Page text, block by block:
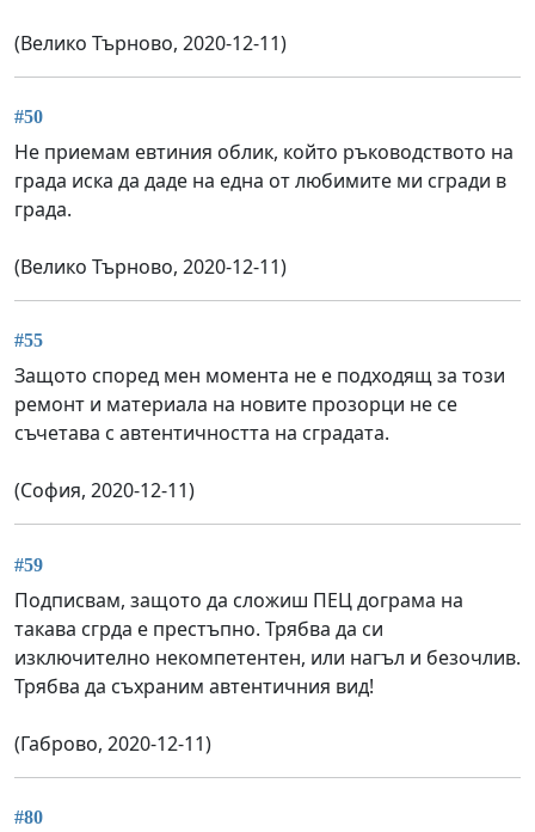
(Велико Търново, 2020-12-11)
#50
Не приемам евтиния облик, който ръководството на
града иска да даде на една от любимите ми сгради в
града.
(Велико Търново, 2020-12-11)
#55
Защото според мен момента не е подходящ за този
ремонт и материала на новите прозорци не се
съчетава с автентичността на сградата.
(София, 2020-12-11)
#59
Подписвам, защото да сложиш ПЕЦ дограма на
такава сгрда е престъпно. Трябва да си
изключително некомпетентен, или нагъл и безочлив.
Трябва да съхраним автентичния вид!
(Габрово, 2020-12-11)
#80